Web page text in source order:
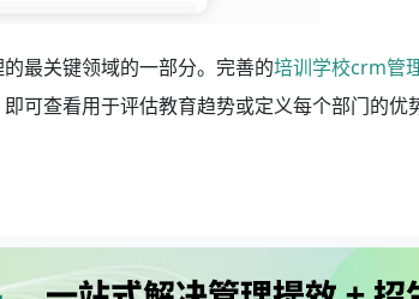
最关键领域的一部分。完善的培训学校crm管
可查看用于评估教育趋势或定义每个部门的优